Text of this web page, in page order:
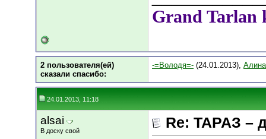
Grand Tarlan
2 пользователя(ей)
сказали cпасибо:
-=Володя=- (24.01.2013),
24.01.2013, 11:18
alsai
В доску свой Re: ТАРАЗ –